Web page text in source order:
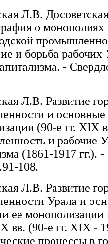
Л.В. Досоветская
о монополиях
и борьба рабочих
-
Л.В. Развитие
и основные
(90-е гг. XIX
и рабочие
(1861-1917 гг.).
108.
Л.В. Развитие
Урала и
ее
вв. (90-е гг. XIX -
процессы в